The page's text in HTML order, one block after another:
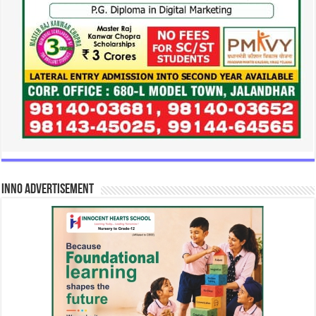
INNO Advertisement